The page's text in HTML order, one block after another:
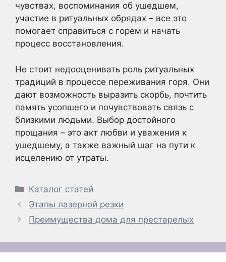
чувствах, воспоминания об ушедшем,
участие в ритуальных обрядах – все это
помогает справиться с горем и начать
процесс восстановления.
Не стоит недооценивать роль ритуальных
традиций в процессе переживания горя. Они
дают возможность выразить скорбь, почтить
память усопшего и почувствовать связь с
близкими людьми. Выбор достойного
прощания – это акт любви и уважения к
ушедшему, а также важный шаг на пути к
исцелению от утраты.
Рубрики
Каталог статей
Этапы лазерной резки
Преимущества дома для престарелых